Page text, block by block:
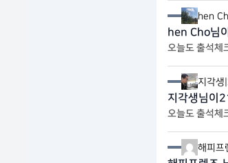
hen
hen Cho님
오늘도 출석체
지각생|
지각생님이
오늘도 출석체
해피프